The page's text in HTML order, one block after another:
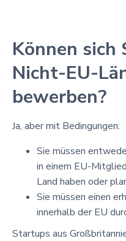
Können sich
Nicht-EU-
bewerben?
Ja, aber mit Bedingungen:
Sie müssen
in einem EU-
Land haben oder
Sie müssen einen
innerhalb der EU
Startups aus